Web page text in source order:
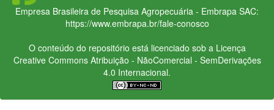
Empresa Brasileira de Pesquisa Agropecuária - Embrapa SAC:
https://www.embrapa.br/fale-conosco
O conteúdo do repositório está licenciado sob a Licença
Creative CommonsAtribuição - NãoComercial - SemDerivações
4.0 Internacional.